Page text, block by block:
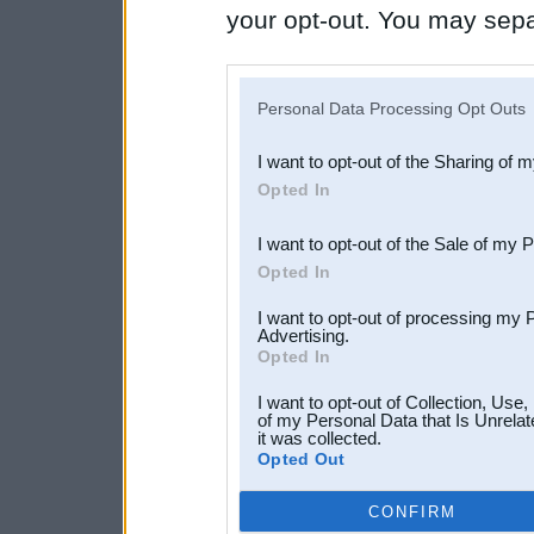
your opt-out. You may
Downstream Participants
third parties.
Personal Data Processing Opt Outs
I want to opt-out of the Sharing of
Opted In
I want to opt-out of the Sale of my
Opted In
I want to opt-out of processing my
Advertising.
Opted In
I want to opt-out of Collection,
of my Personal Data that Is
it was collected.
Opted Out
CONFIRM